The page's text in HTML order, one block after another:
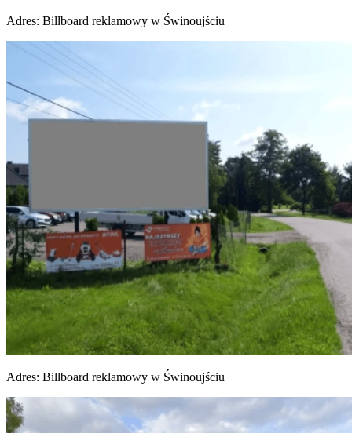
Adres: Billboard reklamowy w Świnoujściu
Adres: Billboard reklamowy w Świnoujściu